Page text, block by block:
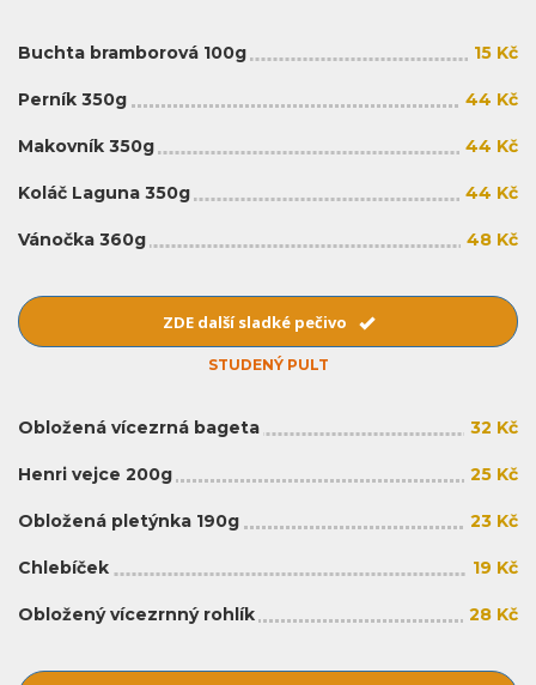
Buchta bramborová 100g 15 Kč
Perník 350g 44 Kč
Makovník 350g 44 Kč
Koláč Laguna 350g 44 Kč
Vánočka 360g 48 Kč
ZDE další sladké pečivo
STUDENÝ PULT
Obložená vícezrná bageta 32 Kč
Henri vejce 200g 25 Kč
Obložená pletýnka 190g 23 Kč
Chlebíček 19 Kč
Obložený vícezrnný rohlík 28 Kč